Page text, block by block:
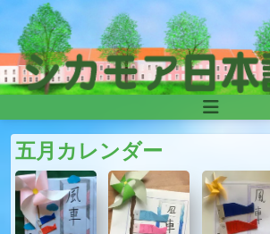
Skip to content
Main
五月カレンダー